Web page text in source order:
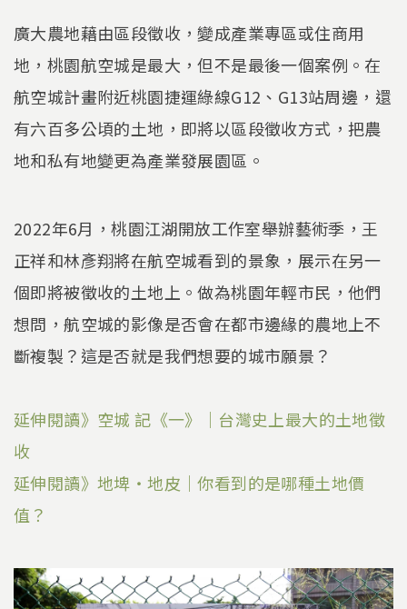
廣大農地藉由區段徵收，變成產業專區或住商用
地，桃園航空城是最大，但不是最後一個案例。在
航空城計畫附近桃園捷運綠線G12、G13站周邊，還
有六百多公頃的土地，即將以區段徵收方式，把農
地和私有地變更為產業發展園區。
2022年6月，桃園江湖開放工作室舉辦藝術季，王
正祥和林彥翔將在航空城看到的景象，展示在另一
個即將被徵收的土地上。做為桃園年輕市民，他們
想問，航空城的影像是否會在都市邊緣的農地上不
斷複製？這是否就是我們想要的城市願景？
延伸閱讀》空城 記《一》｜台灣史上最大的土地徵
收
延伸閱讀》地埤‧地皮｜你看到的是哪種土地價
值？